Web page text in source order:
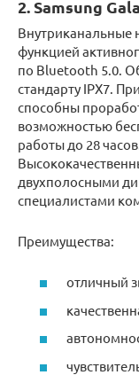
2. Samsung
Внутриканальные
функцией
по Bluetooth 5.0.
стандарту IPX7.
способны
возможностью
работы до 28
двухполосными
специалистами
Преимущества:
отличный